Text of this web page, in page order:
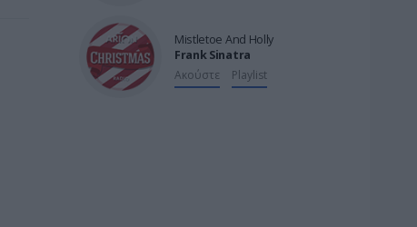

Mistletoe And Holly
Frank Sinatra
Ακούστε
Playlist